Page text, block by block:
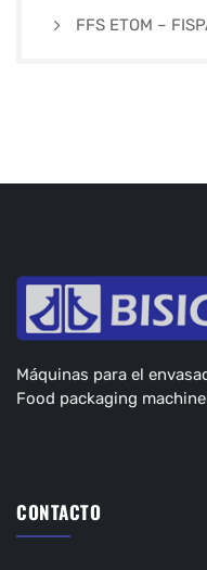
FFS ETOM –
Máquinas para el
Food packaging
CONTACTO